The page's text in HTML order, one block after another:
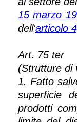
15 marzo
dell'articolo
Art. 75 ter
(Strutture di
1. Fatto
superficie
prodotti